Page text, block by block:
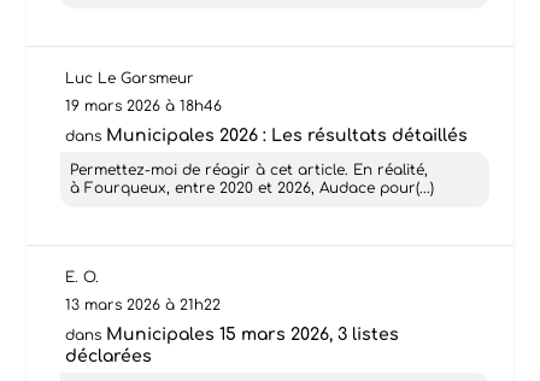
Luc Le Garsmeur
19 mars 2026 à 18h46
dans Municipales 2026 : Les résultats détaillés
Permettez-moi de réagir à cet article. En réalité,
à Fourqueux, entre 2020 et 2026, Audace pour(...)
E. O.
13 mars 2026 à 21h22
dans Municipales 15 mars 2026, 3 listes
déclarées